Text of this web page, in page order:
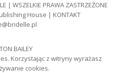
| WSZELKIE PRAWA ZASTRZEŻONE
House | KONTAKT
BAILEY
Korzystając z witryny wyrażasz
cookies.